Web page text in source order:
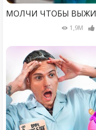
1,9M